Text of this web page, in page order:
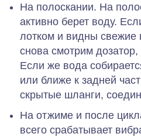
На полоскании. На
активно берет воду.
лотком и видны
снова смотрим
Если же вода
или ближе к задней
скрытые шланги,
На отжиме и после
всего срабатывает